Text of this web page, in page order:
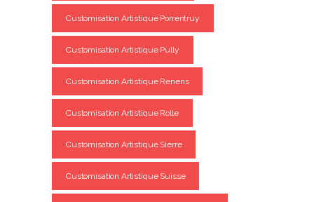
Customisation Artistique Porrentruy
Customisation Artistique Pully
Customisation Artistique Renens
Customisation Artistique Rolle
Customisation Artistique Sierre
Customisation Artistique Suisse